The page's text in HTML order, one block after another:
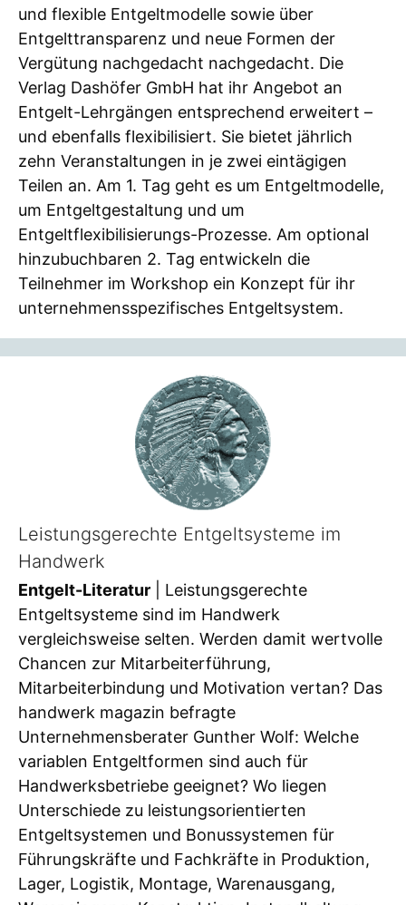
und flexible Entgeltmodelle sowie über
Entgelttransparenz und neue Formen der
Vergütung nachgedacht nachgedacht. Die
Verlag Dashöfer GmbH hat ihr Angebot an
Entgelt-Lehrgängen entsprechend erweitert –
und ebenfalls flexibilisiert. Sie bietet jährlich
zehn Veranstaltungen in je zwei eintägigen
Teilen an. Am 1. Tag geht es um Entgeltmodelle,
um Entgeltgestaltung und um
Entgeltflexibilisierungs-Prozesse. Am optional
hinzubuchbaren 2. Tag entwickeln die
Teilnehmer im Workshop ein Konzept für ihr
unternehmensspezifisches Entgeltsystem.
Leistungsgerechte Entgeltsysteme im
Handwerk
Entgelt-Literatur | Leistungsgerechte
Entgeltsysteme sind im Handwerk
vergleichsweise selten. Werden damit wertvolle
Chancen zur Mitarbeiterführung,
Mitarbeiterbindung und Motivation vertan? Das
handwerk magazin befragte
Unternehmensberater Gunther Wolf: Welche
variablen Entgeltformen sind auch für
Handwerksbetriebe geeignet? Wo liegen
Unterschiede zu leistungsorientierten
Entgeltsystemen und Bonussystemen für
Führungskräfte und Fachkräfte in Produktion,
Lager, Logistik, Montage, Warenausgang,